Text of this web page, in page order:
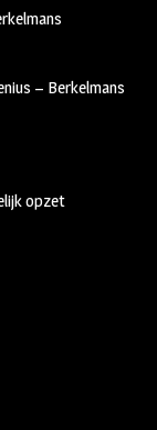
– Berkelmans
opzet